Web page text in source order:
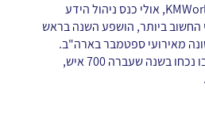
כנס KMWorld, אולי כנס ניהול הידע
החשוב ביותר, הושפע השנה בראש
מאירועי ספטמבר בארה"ב.
בכנס בו נכחו בשנה שעברה 700 איש,